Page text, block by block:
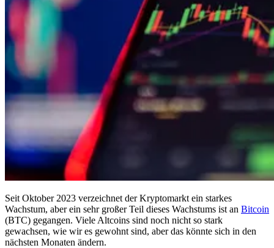
Seit Oktober 2023 verzeichnet der Kryptomarkt ein starkes
Wachstum, aber ein sehr großer Teil dieses Wachstums ist an Bitcoin
(BTC) gegangen. Viele Altcoins sind noch nicht so stark
gewachsen, wie wir es gewohnt sind, aber das könnte sich in den
nächsten Monaten ändern.